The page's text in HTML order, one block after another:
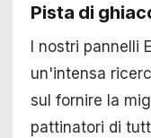
Pista di
I nostri pannelli
un'intensa
sul fornire la
pattinatori di